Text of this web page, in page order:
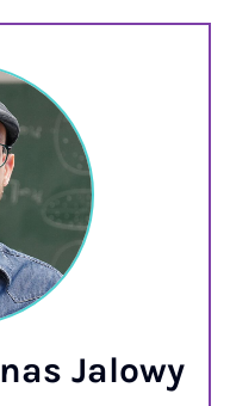
Jalowy